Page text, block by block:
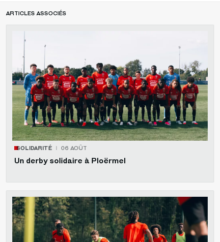
ARTICLES ASSOCIÉS
SOLIDARITÉ 06 AOÛT
Un derby solidaire à Ploërmel